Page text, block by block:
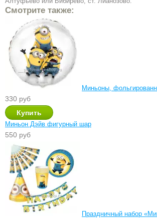
Смотрите также:
Миньоны,
330 руб
Миньон Дэйв фигурный шар
550 руб
Праздничный набор